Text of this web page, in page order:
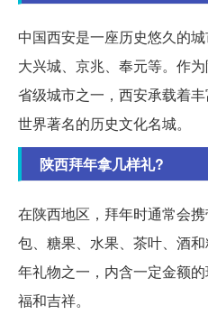
中国西安是一座历史悠久的
大兴城、京兆、奉元等。作
省级城市之一，西安承载着
世界著名的历史文化名城。
陕西拜年拿几样礼?
在陕西地区，拜年时通常会
包、糖果、水果、茶叶、酒
年礼物之一，内含一定金额
福和吉祥。